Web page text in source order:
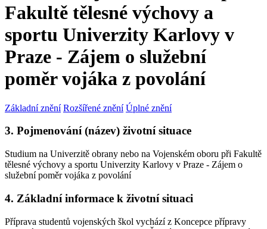
Fakultě tělesné výchovy a
sportu Univerzity Karlovy v
Praze - Zájem o služební
poměr vojáka z povolání
Základní znění Rozšířené znění Úplné znění
3. Pojmenování (název) životní situace
Studium na Univerzitě obrany nebo na Vojenském oboru při Fakultě
tělesné výchovy a sportu Univerzity Karlovy v Praze - Zájem o
služební poměr vojáka z povolání
4. Základní informace k životní situaci
Příprava studentů vojenských škol vychází z Koncepce přípravy